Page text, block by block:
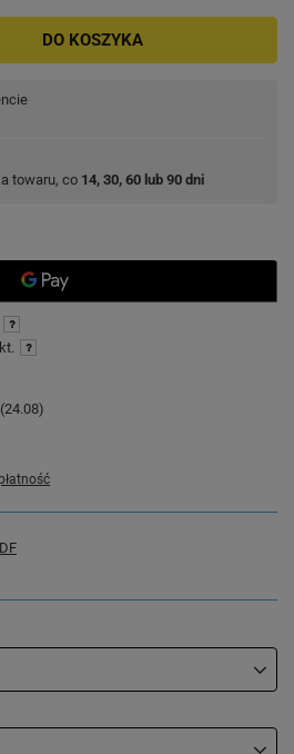
DO KOSZYKA
towaru, co 14, 30, 60 lub 90 dni